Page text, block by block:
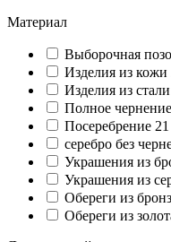
Материал
Выборочная
Изделия из кожи
Изделия из стали
Полное
Посеребрение 21
серебро без
Украшения из
Украшения из
Обереги из
Обереги из